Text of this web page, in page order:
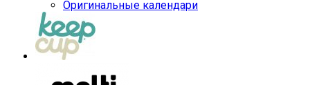
Оригинальные календари